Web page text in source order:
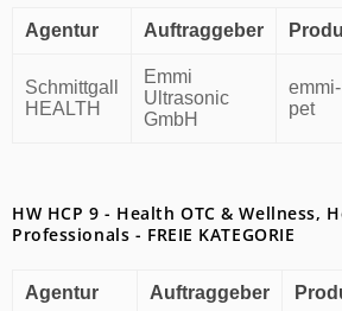
Agentur Auftraggeber
Schmittgall
HEALTH
Emmi
Ultrasonic
GmbH
emmi-
pet
HW HCP 9 - Health OTC & Wellness,
Professionals - FREIE KATEGORIE
Agentur Auftraggeber